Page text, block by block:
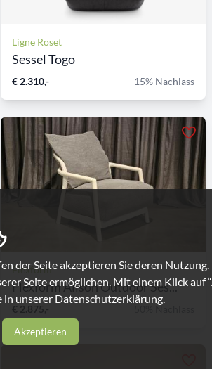
Ligne Roset
Sessel Togo
€ 2.310,- 15% Nachlass
Flexform
Flexform Alison Outdoor Ses...
€ 2.875,- 50% Nachlass
der Seite akzeptieren Sie deren
Seite ermöglichen. Mit einem Klick auf
in unserer Datenschutzerklärung.
Akzeptieren